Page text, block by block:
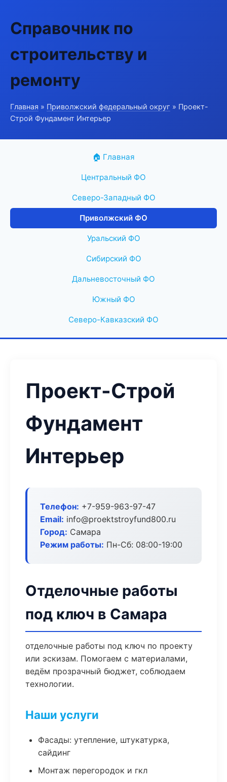
Справочник по
строительству и
ремонту
Главная » Приволжский федеральный округ » Проект-
Строй Фундамент Интерьер
🏠 Главная
Центральный ФО
Северо-Западный ФО
Приволжский ФО
Уральский ФО
Сибирский ФО
Дальневосточный ФО
Южный ФО
Северо-Кавказский ФО
Проект-Строй
Фундамент
Интерьер
Телефон: +7-959-963-97-47
Email: info@proektstroyfund800.ru
Город: Самара
Режим работы: Пн-Сб: 08:00-19:00
Отделочные работы
под ключ в Самара
отделочные работы под ключ по проекту
или эскизам. Помогаем с материалами,
ведём прозрачный бюджет, соблюдаем
технологии.
Наши услуги
Фасады: утепление, штукатурка,
сайдинг
Монтаж перегородок и гкл